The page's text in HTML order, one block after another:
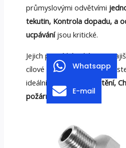
průmyslovými odvětvími
tekutin, Kontrola dopadu, a
ucpáváníjsou kritické.
Jejich pevný kónický sprej
cílové oblasti dostává
ideální pro
chlazení, čištění,
požární ochrana .
Whatsapp
E-mail